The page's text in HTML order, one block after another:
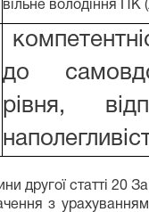
вільне володіння ПК (
до
рівня,
другої статті 20
з